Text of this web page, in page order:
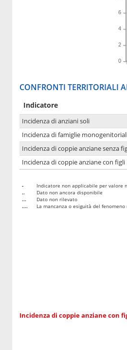
0
2
4
6
CONFRONTI TERRITORIALI
Indicatore
Incidenza di anziani soli
Incidenza di famiglie
Incidenza di coppie anziane senza
Incidenza di coppie anziane con figli
-
Indicatore non applicabile per valore
..
Dato non ancora disponibile
...
Dato non rilevato
....
La mancanza o esiguità del
Incidenza di coppie anziane con